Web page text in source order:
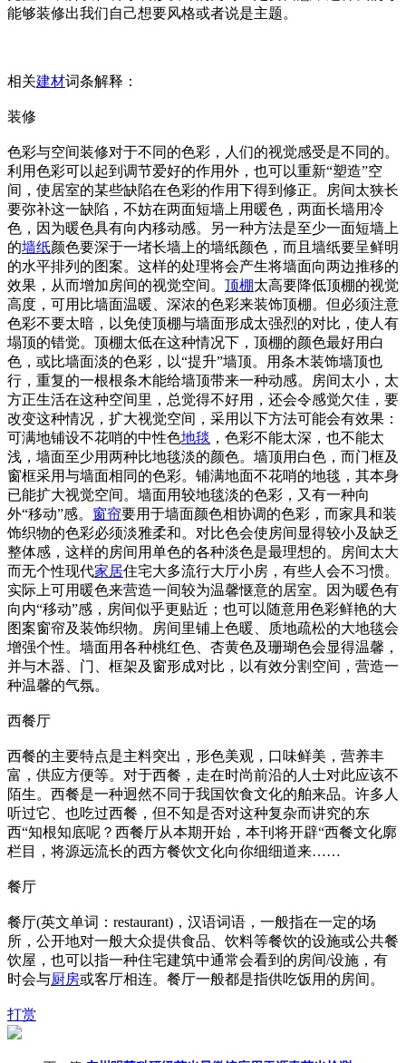
能够装修出我们自己想要风格或者说是主题。
相关建材词条解释：
装修
色彩与空间装修对于不同的色彩，人们的视觉感受是不同的。
利用色彩可以起到调节爱好的作用外，也可以重新“塑造”空
间，使居室的某些缺陷在色彩的作用下得到修正。房间太狭长
要弥补这一缺陷，不妨在两面短墙上用暖色，两面长墙用冷
色，因为暖色具有向内移动感。另一种方法是至少一面短墙上
的墙纸颜色要深于一堵长墙上的墙纸颜色，而且墙纸要呈鲜明
的水平排列的图案。这样的处理将会产生将墙面向两边推移的
效果，从而增加房间的视觉空间。 顶棚太高要降低顶棚的视觉
高度，可用比墙面温暖、深浓的色彩来装饰顶棚。但必须注意
色彩不要太暗，以免使顶棚与墙面形成太强烈的对比，使人有
塌顶的错觉。顶棚太低在这种情况下，顶棚的颜色最好用白
色，或比墙面淡的色彩，以“提升”墙顶。用条木装饰墙顶也
行，重复的一根根条木能给墙顶带来一种动感。房间太小，太
方正生活在这种空间里，总觉得不好用，还会令感觉欠佳，要
改变这种情况，扩大视觉空间，采用以下方法可能会有效果：
可满地铺设不花哨的中性色地毯 ，色彩不能太深，也不能太
浅，墙面至少用两种比地毯淡的颜色。墙顶用白色，而门框及
窗框采用与墙面相同的色彩。铺满地面不花哨的地毯，其本身
已能扩大视觉空间。墙面用较地毯淡的色彩，又有一种向
外“移动”感。 窗帘要用于墙面颜色相协调的色彩，而家具和装
饰织物的色彩必须淡雅柔和。对比色会使房间显得较小及缺乏
整体感，这样的房间用单色的各种淡色是最理想的。房间太大
而无个性现代家居住宅大多流行大厅小房，有些人会不习惯。
实际上可用暖色来营造一间较为温馨惬意的居室。因为暖色有
向内“移动”感，房间似乎更贴近；也可以随意用色彩鲜艳的大
图案窗帘及装饰织物。房间里铺上色暖、质地疏松的大地毯会
增强个性。墙面用各种桃红色、杏黄色及珊瑚色会显得温馨，
并与木器、门、框架及窗形成对比，以有效分割空间，营造一
种温馨的气氛。
西餐厅
西餐的主要特点是主料突出，形色美观，口味鲜美，营养丰
富，供应方便等。对于西餐，走在时尚前沿的人士对此应该不
陌生。西餐是一种迥然不同于我国饮食文化的舶来品。许多人
听过它、也吃过西餐，但不知是否对这种复杂而讲究的东
西“知根知底呢？西餐厅从本期开始，本刊将开辟“西餐文化廓
栏目，将源远流长的西方餐饮文化向你细细道来……
餐厅
餐厅(英文单词：restaurant)，汉语词语，一般指在一定的场
所，公开地对一般大众提供食品、饮料等餐饮的设施或公共餐
饮屋，也可以指一种住宅建筑中通常会看到的房间/设施，有
时会与厨房或客厅相连。餐厅一般都是指供吃饭用的房间。
打赏